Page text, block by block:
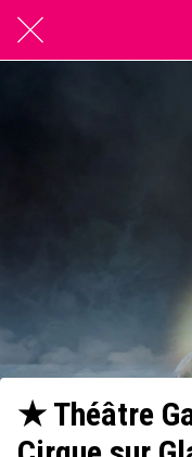
★ Théâtre